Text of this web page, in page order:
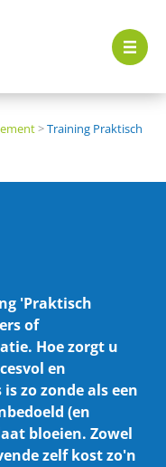
>Training Praktisch
'Praktisch
of
Hoe zorgt u
en
zo zonde als een
(en
bloeien. Zowel
zelf kost zo'n